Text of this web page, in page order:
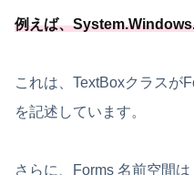
例えば、
これは、TextBoxクラスが
を記述しています。
さらに、Forms 名前空間